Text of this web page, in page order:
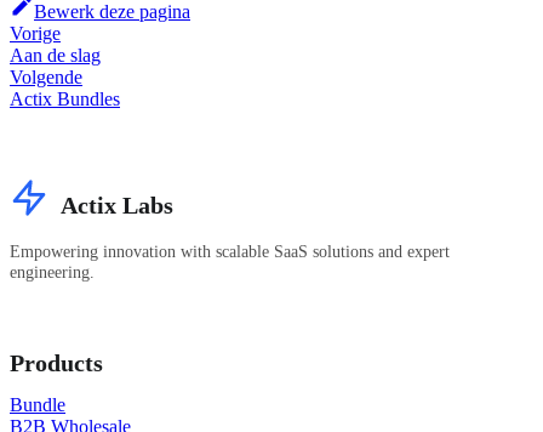
Bewerk deze pagina
Vorige
Aan de slag
Volgende
Actix Bundles
Actix Labs
Empowering innovation with scalable SaaS solutions and expert
engineering.
Products
Bundle
B2B Wholesale